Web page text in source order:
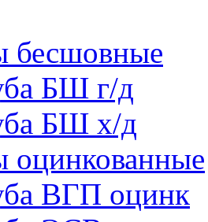
бесшовные
БШ г/д
БШ х/д
оцинкованные
ВГП оцинк